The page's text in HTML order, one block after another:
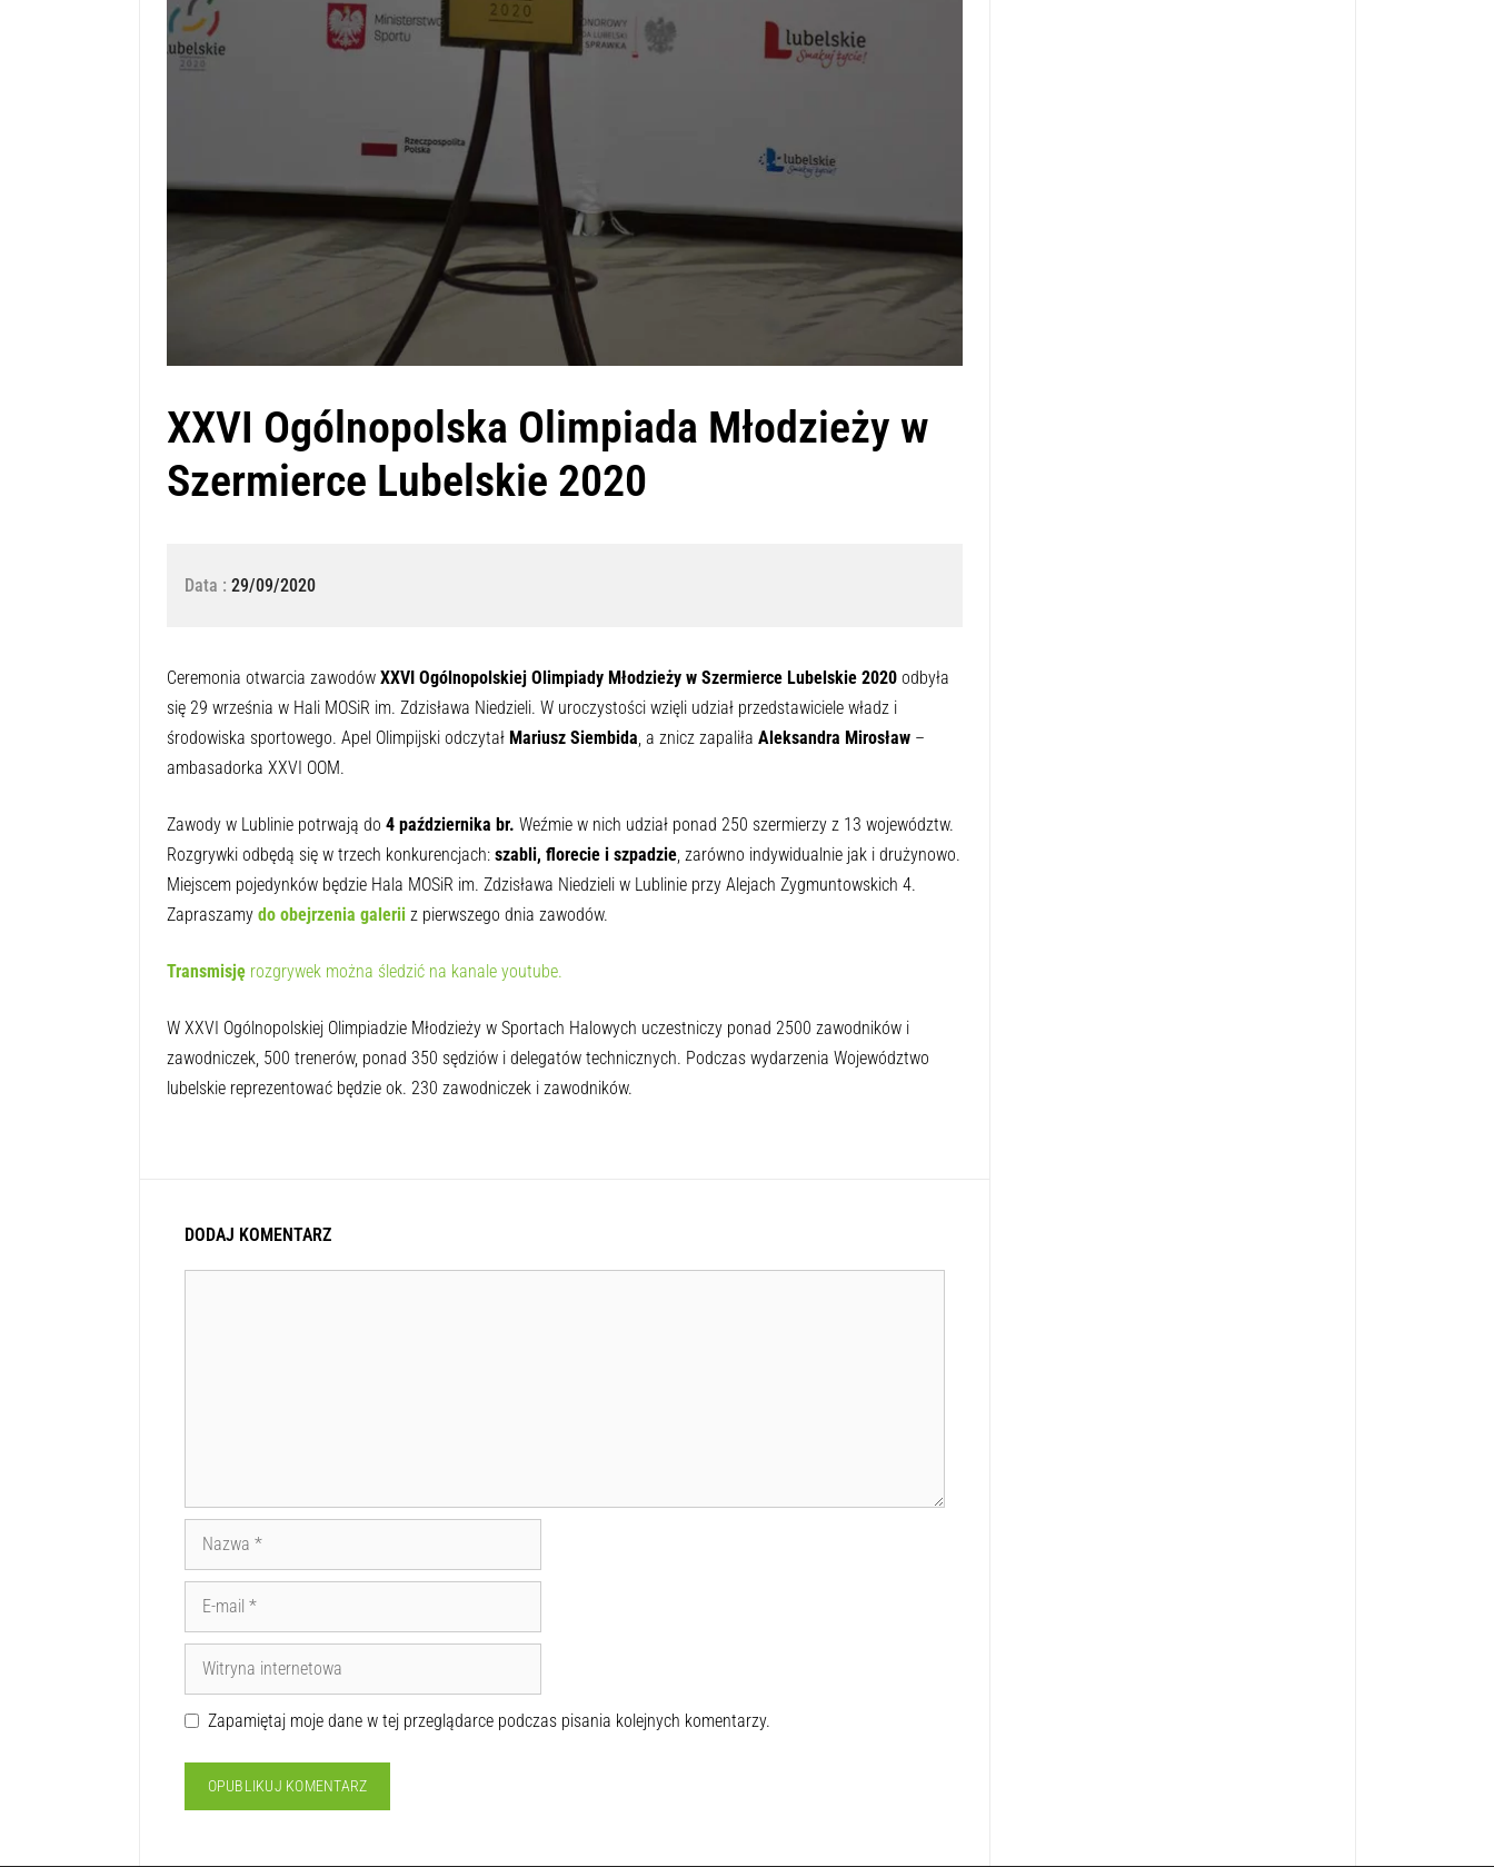
XXVI Ogólnopolska Olimpiada Młodzieży w
Szermierce Lubelskie 2020
Data : 29/09/2020
Ceremonia otwarcia zawodówXXVI Ogólnopolskiej Olimpiady Młodzieży w Szermierce Lubelskie 2020 odbyła
się 29 września w Hali MOSiR im. Zdzisława Niedzieli. W uroczystości wzięli udział przedstawiciele władz i
środowiska sportowego. Apel Olimpijski odczytałMariusz Siembida, a znicz zapaliła Aleksandra Mirosław–
ambasadorka XXVI OOM.
Zawody w Lublinie potrwają do 4 października br. Weźmie w nich udział ponad 250 szermierzy z 13 województw.
Rozgrywki odbędą się w trzech konkurencjach:szabli, florecie i szpadzie, zarówno indywidualnie jak i drużynowo.
Miejscem pojedynków będzie Hala MOSiR im. Zdzisława Niedzieli w Lublinie przy Alejach Zygmuntowskich 4.
Zapraszamy do obejrzenia galeriiz pierwszego dnia zawodów.
Transmisjęrozgrywek można śledzić na kanale youtube.
W XXVI Ogólnopolskiej Olimpiadzie Młodzieży w Sportach Halowych uczestniczy ponad 2500 zawodników i
zawodniczek, 500 trenerów, ponad 350 sędziów i delegatów technicznych. Podczas wydarzenia Województwo
lubelskie reprezentować będzie ok. 230 zawodniczek i zawodników.
DODAJ KOMENTARZ
Zapamiętaj moje dane w tej przeglądarce podczas pisania kolejnych komentarzy.